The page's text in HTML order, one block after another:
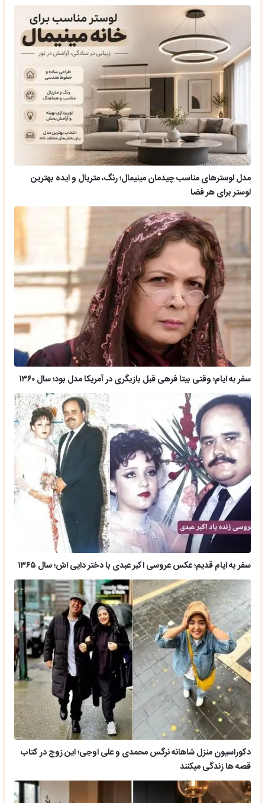
مدل لوسترهای مناسب چیدمان مینیمال؛ رنگ، متریال و ایده بهترین
لوستر برای هر فضا
سفر به ایام؛ وقتی بیتا فرهی قبل بازیگری در آمریکا مدل بود؛ سال ۱۳۶۰
سفر به ایام قدیم؛ عکس عروسی اکبر عبدی با دختر دایی اش؛ سال ۱۳۶۵
دکوراسیون منزل شاهانه نرگس محمدی و علی اوجی؛ این زوج در کتاب
قصه ها زندگی میکنند